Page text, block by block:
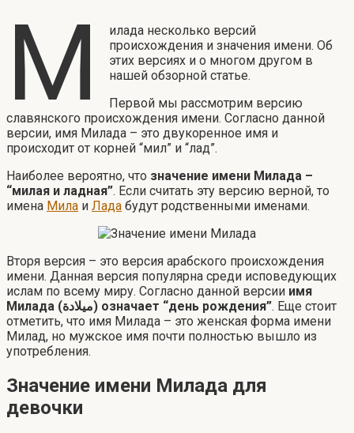
М
илада несколько версий
происхождения и значения имени. Об
этих версиях и о многом другом в
нашей обзорной статье.
Первой мы рассмотрим версию
славянского происхождения имени. Согласно данной
версии, имя Милада – это двукоренное имя и
происходит от корней “мил” и “лад”.
Наиболее вероятно, что значение имени Милада –
“милая и ладная”. Если считать эту версию верной, то
имена Мила и Лада будут родственными именами.
Вторя версия – это версия арабского происхождения
имени. Данная версия популярна среди исповедующих
ислам по всему миру. Согласно данной версии имя
Милада (ميلادة) означает “день рождения”. Еще стоит
отметить, что имя Милада – это женская форма имени
Милад, но мужское имя почти полностью вышло из
употребления.
Значение имени Милада для
девочки